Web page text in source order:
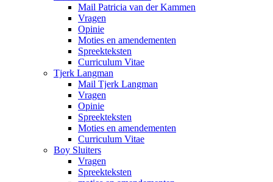
Mail Patricia van der Kammen
Vragen
Opinie
Moties en amendementen
Spreekteksten
Curriculum Vitae
Tjerk Langman
Mail Tjerk Langman
Vragen
Opinie
Spreekteksten
Moties en amendementen
Curriculum Vitae
Boy Sluiters
Vragen
Spreekteksten